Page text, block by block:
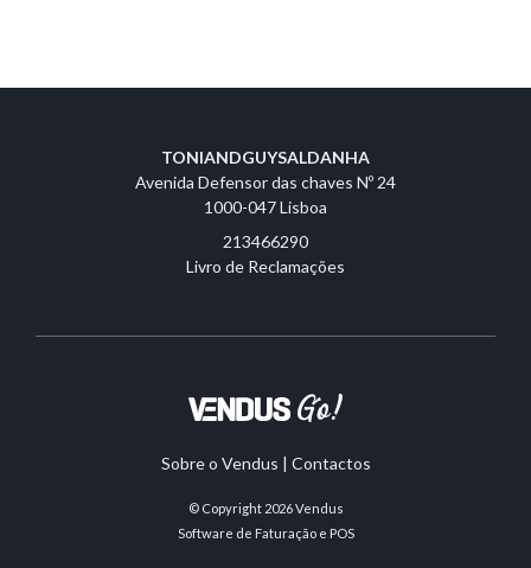
TONIANDGUYSALDANHA
Avenida Defensor das chaves Nº 24
1000-047 Lisboa
213466290
Livro de Reclamações
Sobre o Vendus | Contactos
© Copyright 2026Vendus
Software de Faturação e POS